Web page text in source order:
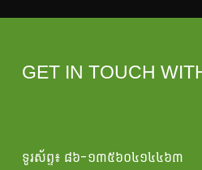
GET IN TOUCH
ទូរស័ព្ទ៖ ៨៦-១៣៥៦០៤១៤៤៦៣